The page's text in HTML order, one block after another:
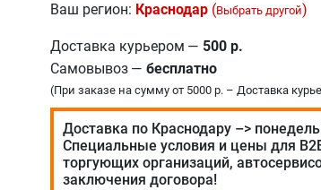
Ваш регион: Краснодар (Выбрать другой)
Доставка курьером — 500 р.
Самовывоз —бесплатно
(При заказе на сумму от 5000 р. – Доставка
Доставка по Краснодару –>
Специальные условия и цены для
торгующих организаций,
заключения договора!